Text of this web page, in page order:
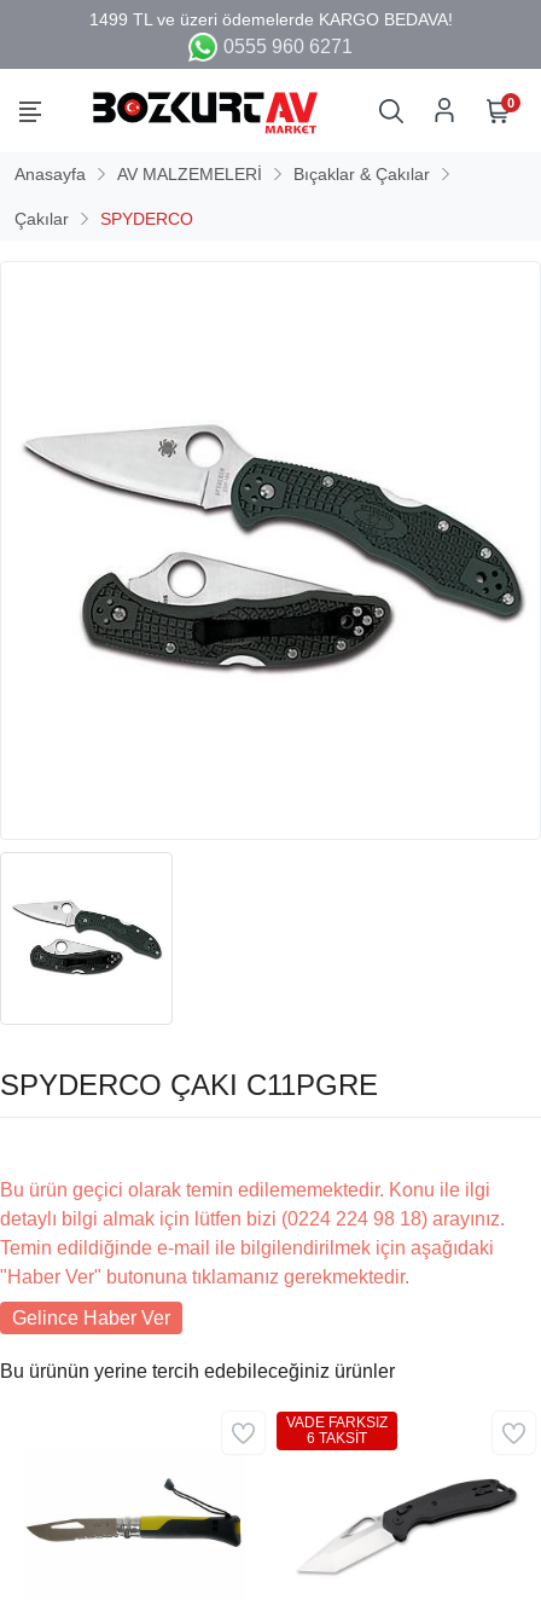
0555 960 6271
0
Anasayfa AV MALZEMELERİ Bıçaklar & Çakılar
Çakılar SPYDERCO
SPYDERCO ÇAKI C11PGRE
Bu ürün geçici olarak temin edilememektedir. Konu ile ilgi
detaylı bilgi almak için lütfen bizi (0224 224 98 18) arayınız.
Temin edildiğinde e-mail ile bilgilendirilmek için aşağıdaki
"Haber Ver" butonuna tıklamanız gerekmektedir.
Gelince Haber Ver
Bu ürünün yerine tercih edebileceğiniz ürünler
VADE FARKSIZ
6 TAKSİT